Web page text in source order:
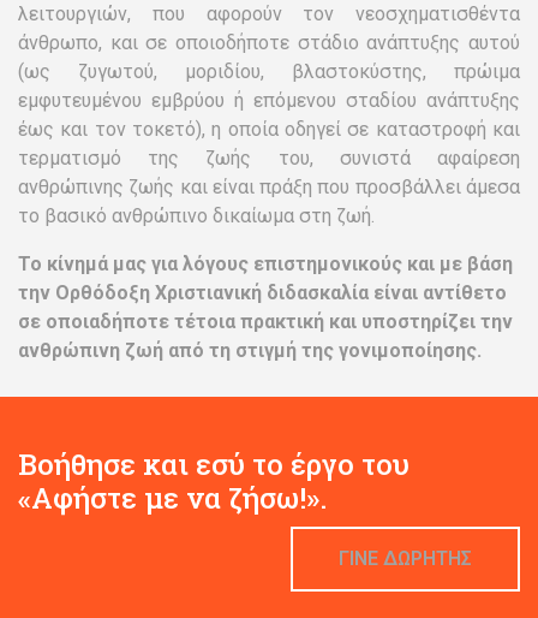
λειτουργιών, που αφορούν τον νεοσχηματισθέντα
άνθρωπο, και σε οποιοδήποτε στάδιο ανάπτυξης αυτού
(ως ζυγωτού, μοριδίου, βλαστοκύστης, πρώιμα
εμφυτευμένου εμβρύου ή επόμενου σταδίου ανάπτυξης
έως και τον τοκετό), η οποία οδηγεί σε καταστροφή και
τερματισμό της ζωής του, συνιστά αφαίρεση
ανθρώπινης ζωής και είναι πράξη που προσβάλλει άμεσα
το βασικό ανθρώπινο δικαίωμα στη ζωή.
Το κίνημά μας για λόγους επιστημονικούς και με βάση
την Ορθόδοξη Χριστιανική διδασκαλία είναι αντίθετο
σε οποιαδήποτε τέτοια πρακτική και υποστηρίζει την
ανθρώπινη ζωή από τη στιγμή της γονιμοποίησης.
Βοήθησε και εσύ το έργο του
«Αφήστε με να ζήσω!».
ΓΙΝΕ ΔΩΡΗΤΗΣ